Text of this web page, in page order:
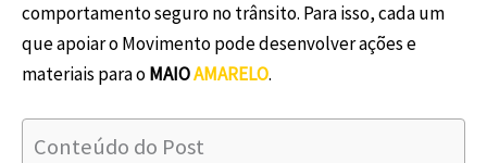
comportamento seguro no trânsito. Para isso, cada um
que apoiar o Movimento pode desenvolver ações e
materiais para oMAIOAMARELO.
Conteúdo do Post